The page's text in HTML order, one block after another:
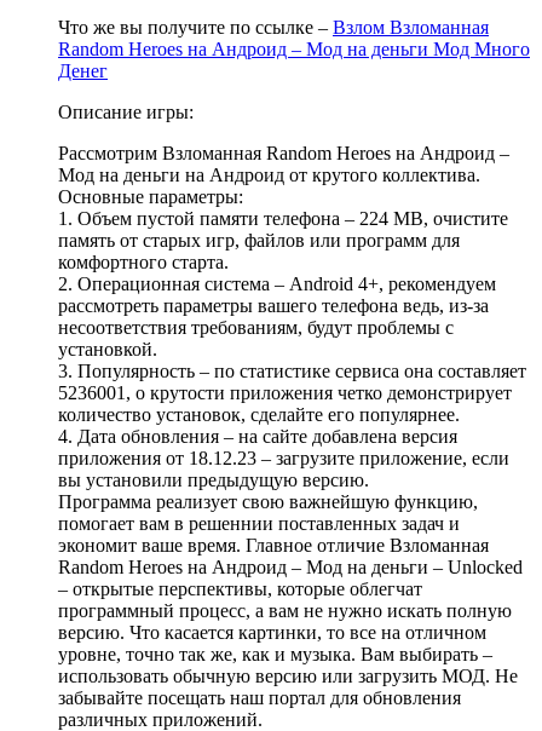
Что же вы получите по ссылке – Взлом Взломанная
Random Heroes на Андроид – Мод на деньги Мод Много
Денег
Описание игры:
Рассмотрим Взломанная Random Heroes на Андроид –
Мод на деньги на Андроид от крутого коллектива.
Основные параметры:
1. Объем пустой памяти телефона – 224 MB, очистите
память от старых игр, файлов или программ для
комфортного старта.
2. Операционная система – Android 4+, рекомендуем
рассмотреть параметры вашего телефона ведь, из-за
несоответствия требованиям, будут проблемы с
установкой.
3. Популярность – по статистике сервиса она составляет
5236001, о крутости приложения четко демонстрирует
количество установок, сделайте его популярнее.
4. Дата обновления – на сайте добавлена версия
приложения от 18.12.23 – загрузите приложение, если
вы установили предыдущую версию.
Программа реализует свою важнейшую функцию,
помогает вам в решеннии поставленных задач и
экономит ваше время. Главное отличие Взломанная
Random Heroes на Андроид – Мод на деньги – Unlocked
– открытые перспективы, которые облегчат
программный процесс, а вам не нужно искать полную
версию. Что касается картинки, то все на отличном
уровне, точно так же, как и музыка. Вам выбирать –
использовать обычную версию или загрузить МОД. Не
забывайте посещать наш портал для обновления
различных приложений.